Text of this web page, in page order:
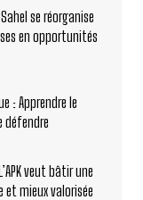
se réorganise
en opportunités
: Apprendre le
défendre
veut bâtir une
mieux valorisée